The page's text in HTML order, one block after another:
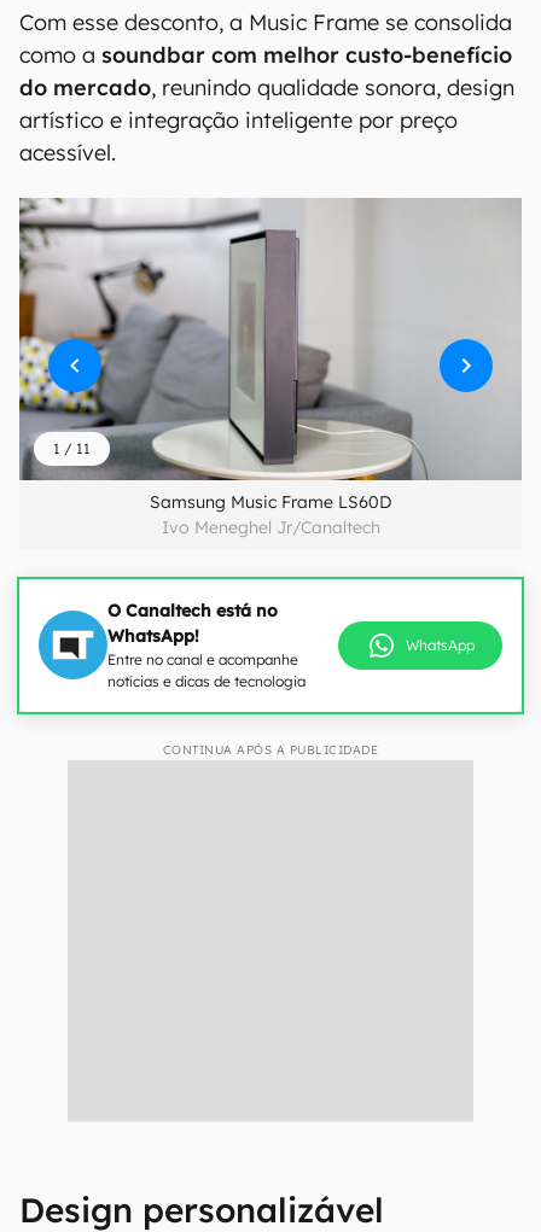
Com esse desconto, a Music Frame se consolida
como a soundbar com melhor custo-benefício
do mercado, reunindo qualidade sonora, design
artístico e integração inteligente por preço
acessível.
1 / 11
Samsung Music Frame LS60D
Ivo Meneghel Jr/Canaltech
O Canaltech está no
WhatsApp!
Entre no canal e acompanhe
notícias e dicas de tecnologia
WhatsApp
CONTINUA APÓS A PUBLICIDADE
Design personalizável